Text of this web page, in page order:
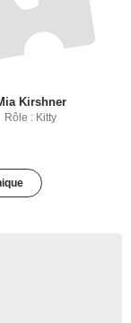
Kirshner
Rôle : Kitty